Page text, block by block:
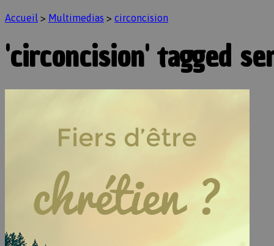
Accueil > Multimedias > circoncision
'circoncision' tagged